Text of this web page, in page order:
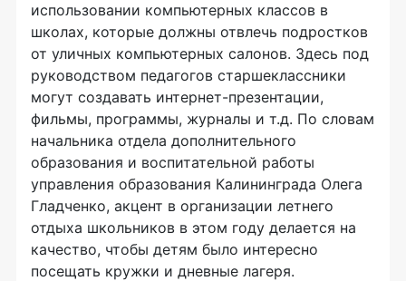
использовании компьютерных классов в
школах, которые должны отвлечь подростков
от уличных компьютерных салонов. Здесь под
руководством педагогов старшеклассники
могут создавать интернет-презентации,
фильмы, программы, журналы и т.д. По словам
начальника отдела дополнительного
образования и воспитательной работы
управления образования Калининграда Олега
Гладченко, акцент в организации летнего
отдыха школьников в этом году делается на
качество, чтобы детям было интересно
посещать кружки и дневные лагеря.